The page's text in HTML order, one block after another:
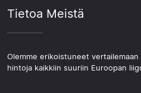
Tietoa Meistä
Olemme erikoistuneet
hintoja kaikkiin suuriin Euroopan